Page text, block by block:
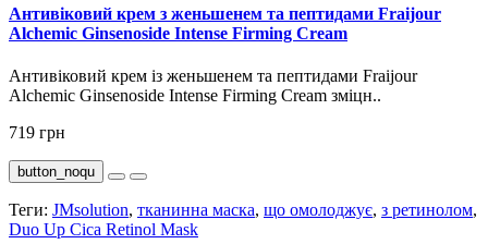
Антивіковий крем з женьшенем та пептидами Fraijour
Alchemic Ginsenoside Intense Firming Cream
Антивіковий крем із женьшенем та пептидами Fraijour
Alchemic Ginsenoside Intense Firming Cream зміцн..
719 грн
button_noqu
Теги: JMsolution, тканинна маска, що омолоджує, з ретинолом,
Duo Up Cica Retinol Mask